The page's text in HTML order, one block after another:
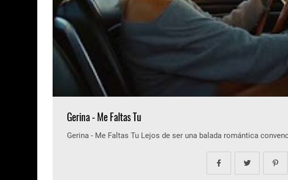
Gerina - Me Faltas Tu
Gerina - Me Faltas Tu Lejos de ser una balada romántica